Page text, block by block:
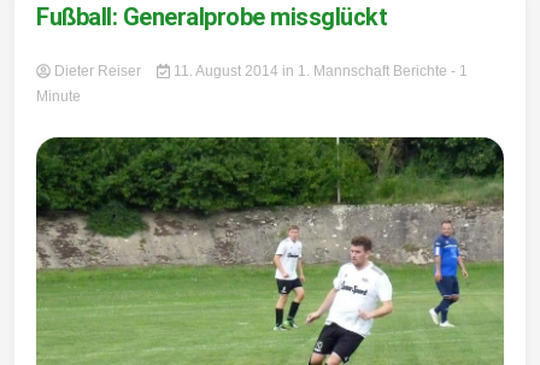
ein-
Wintersd
Fußball: Generalprobe missglückt
Dieter Reiser 11. August 2014 in 1. Mannschaft Berichte - 1
Minute